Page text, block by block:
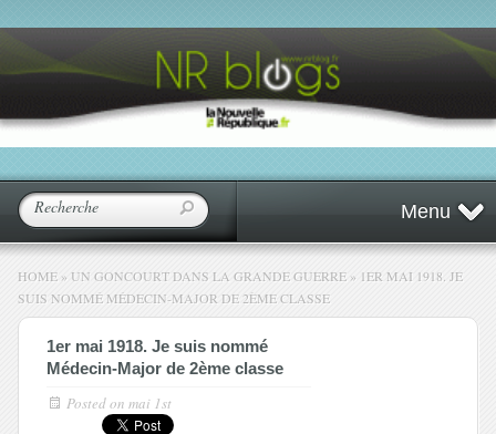
Menu
HOME » UN GONCOURT DANS LA GRANDE GUERRE » 1ER MAI 1918. JE
SUIS NOMMÉ MÉDECIN-MAJOR DE 2ÈME CLASSE
1er mai 1918. Je suis nommé
Médecin-Major de 2ème classe
Posted on mai 1st